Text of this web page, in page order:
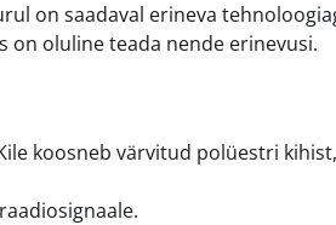
on saadaval erineva
on oluline teada nende erinevusi.
koosneb värvitud polüestri